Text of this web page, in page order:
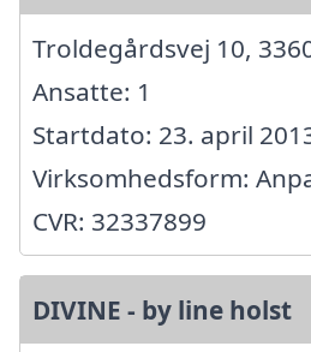
Troldegårdsvej 10,
Ansatte: 1
Startdato: 23. april
Virksomhedsform:
CVR: 32337899
DIVINE - by line holst